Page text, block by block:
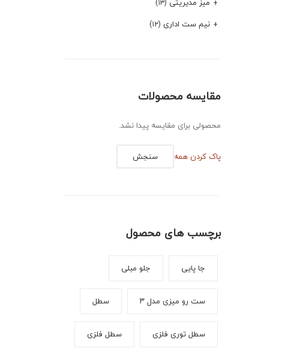
نیم ست اداری (۱۲)
مقایسه محصولات
محصولی برای مقایسه پیدا نشد.
پاک کردن همه سنجش
برچسب های محصول
جا پایی جلو مبلی
ست رو میزی مدل ۳ سطل
سطل توری فلزی سطل فلزی